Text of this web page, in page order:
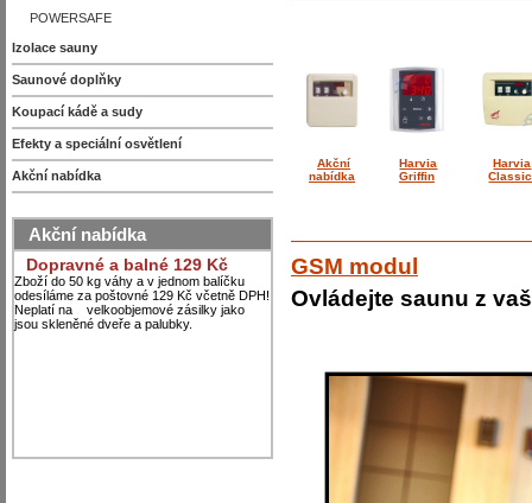
POWERSAFE
Izolace sauny
Saunové doplňky
Koupací kádě a sudy
Efekty a speciální osvětlení
Akční nabídka
Akční nabídka
Dopravné a balné 129 Kč
Zboží do 50 kg váhy a v jednom balíčku
odesíláme za poštovné 129 Kč včetně DPH!
Neplatí na velkoobjemové zásilky jako
jsou skleněné dveře a palubky.
Akční
nabídka
Harvia
Griffin
Harvia
Classic
GSM modul
Ovládejte saunu z